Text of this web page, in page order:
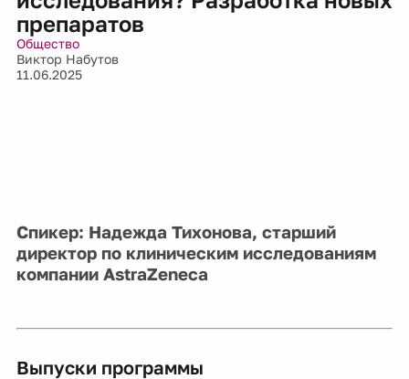
препаратов
Общество
Виктор Набутов
11.06.2025
Спикер: Надежда Тихонова, старший
директор по клиническим исследованиям
компании AstraZeneca
Выпуски программы